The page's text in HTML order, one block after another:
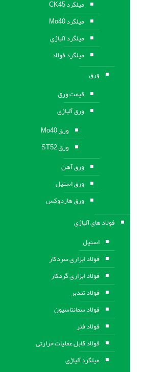
میلگرد CK45
میلگرد Mo40
میلگرد آلیاژی
میلگرد فولاد
ورق
قیمت ورق
ورق آلیاژی
ورق Mo40
ورق ST52
ورق آهن
ورق استيل
ورق هاردوکس
فولاد های آلیاژی
استیل
فولاد ابزاری سردکار
فولاد ابزاری گرمکار
فولاد تندبر
فولاد سمانتاسیون
فولاد فنر
فولاد قابل عملیات حرارتی
ميلگرد آلیاژی